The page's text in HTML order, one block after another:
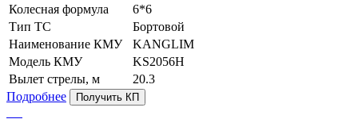
Колесная формула
6*6
Тип ТС
Бортовой
Наименование КМУ
KANGLIM
Модель КМУ
KS2056H
Вылет стрелы, м
20.3
Подробнее
Получить КП